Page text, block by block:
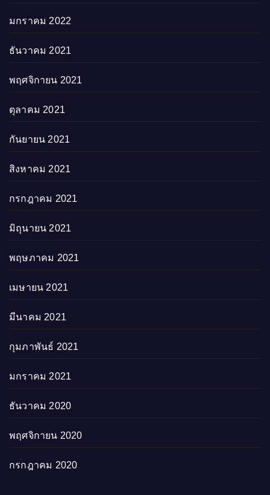
มกราคม 2022
ธันวาคม 2021
พฤศจิกายน 2021
ตุลาคม 2021
กันยายน 2021
สิงหาคม 2021
กรกฎาคม 2021
มิถุนายน 2021
พฤษภาคม 2021
เมษายน 2021
มีนาคม 2021
กุมภาพันธ์ 2021
มกราคม 2021
ธันวาคม 2020
พฤศจิกายน 2020
กรกฎาคม 2020